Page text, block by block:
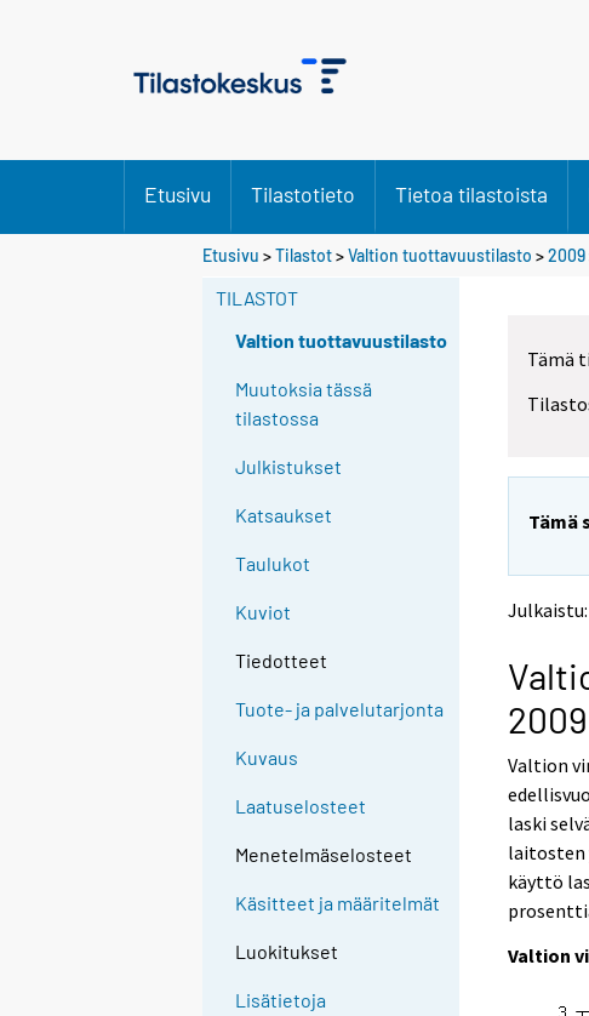
Etusivu Tilastotieto Tietoa tilastoista
Etusivu >Tilastot>Valtion tuottavuustilasto >2009
TILASTOT
Valtion tuottavuustilasto
Muutoksia tässä
tilastossa
Julkistukset
Katsaukset
Taulukot
Kuviot
Tiedotteet
Tuote- ja palvelutarjonta
Kuvaus
Laatuselosteet
Menetelmäselosteet
Käsitteet ja määritelmät
Luokitukset
Lisätietoja
Tämä
Tämä
Julkaistu:
2009
Valtion
laski
laitosten
käyttö
Valtion